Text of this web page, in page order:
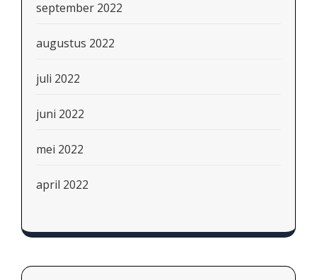
september 2022
augustus 2022
juli 2022
juni 2022
mei 2022
april 2022